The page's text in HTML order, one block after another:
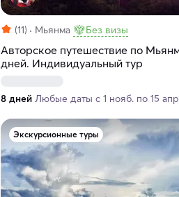
(11) Мьянма Без визы
Авторское путешествие по
дней. Индивидуальный тур
8 дней Любые даты с 1 нояб. по 15
Экскурсионные туры